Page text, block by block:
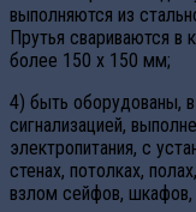
выполняются из
Прутья свариваются в
более 150 х 150 мм;
4) быть оборудованы,
сигнализацией,
электропитания, с
стенах, потолках,
взлом сейфов, шкафов,